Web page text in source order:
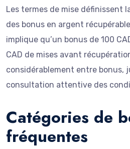
Les termes de mise définissent
des bonus en argent
implique qu’un bonus de 100
CAD de mises avant
considérablement entre bonus,
consultation attentive des
Catégories de
fréquentes